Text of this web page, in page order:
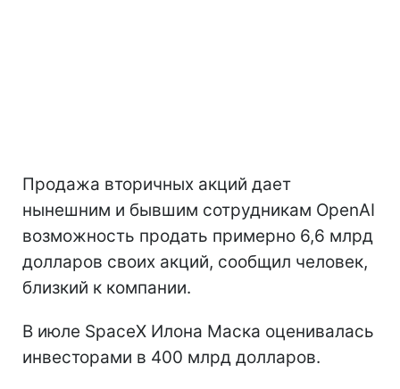
Продажа вторичных акций дает
нынешним и бывшим сотрудникам OpenAI
возможность продать примерно 6,6 млрд
долларов своих акций, сообщил человек,
близкий к компании.
В июле SpaceX Илона Маска оценивалась
инвесторами в 400 млрд долларов.